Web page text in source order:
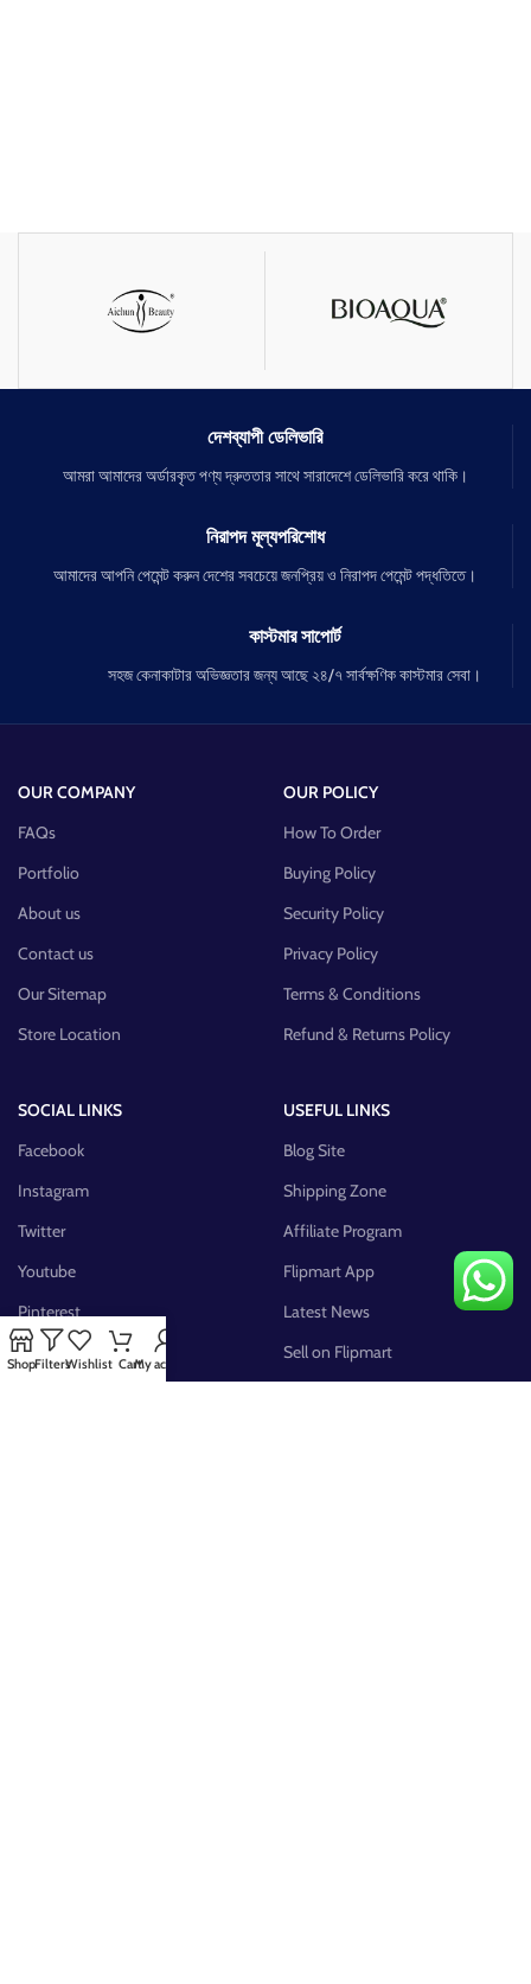
দেশব্যাপী ডেলিভারি
আমরা আমাদের অর্ডারকৃত পণ্য দ্রুততার সাথে সারাদেশে ডেলিভারি করে থাকি।
নিরাপদ মূল্যপরিশোধ
আমাদের আপনি পেমেন্ট করুন দেশের সবচেয়ে জনপ্রিয় ও নিরাপদ পেমেন্ট পদ্ধতিতে।
কাস্টমার সাপোর্ট
সহজ কেনাকাটার অভিজ্ঞতার জন্য আছে ২৪/৭ সার্বক্ষণিক কাস্টমার সেবা।
OUR COMPANY
FAQs
Portfolio
About us
Contact us
Our Sitemap
Store Location
OUR POLICY
How To Order
Buying Policy
Security Policy
Privacy Policy
Terms & Conditions
Refund & Returns Policy
SOCIAL LINKS
Facebook
Instagram
Twitter
Youtube
Pinterest
FB Group
USEFUL LINKS
Blog Site
Shipping Zone
Affiliate Program
Flipmart App
Latest News
Sell on Flipmart
ShopFiltersWishlist CartMy account